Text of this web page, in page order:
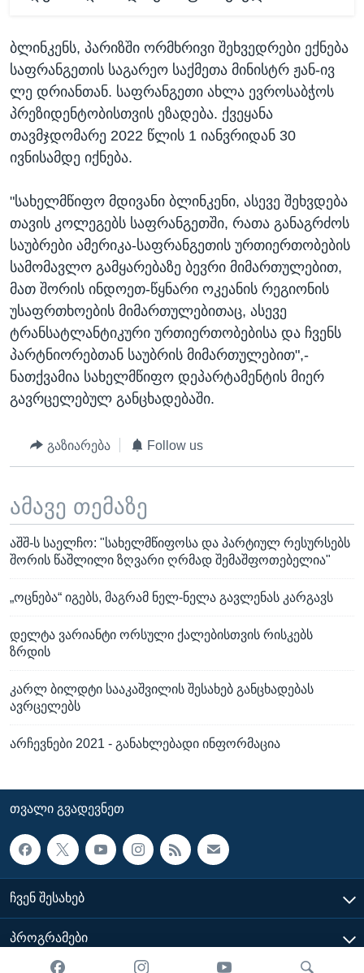
ბლინკენს, პარიზში ორმხრივი შეხვედრები ექნება
საფრანგეთის საგარეო საქმეთა მინისტრ ჟან-ივ
ლე დრიანთან. საფრანგეთი ახლა ევროსაბჭოს
პრეზიდენტობისთვის ეზადება. ქვეყანა
თავმჯდომარე 2022 წლის 1 იანვრიდან 30
ივნისამდე იქნება.
"სახელმწიფო მდივანი ბლინკენი, ასევე შეხვდება
თავის კოლეგებს საფრანგეთში, რათა განაგრძოს
საუბრები ამერიკა-საფრანგეთის ურთიერთობების
სამომავლო გამყარებაზე ბევრი მიმართულებით,
მათ შორის ინდოეთ-წყნარი ოკეანის რეგიონის
უსაფრთხოების მიმართულებითაც, ასევე
ტრანსატლანტიკური ურთიერთობებისა და ჩვენს
პარტნიორებთან საუბრის მიმართულებით",-
ნათქვამია სახელმწიფო დეპარტამენტის მიერ
გავრცელებულ განცხადებაში.
გაზიარება Follow us
ამავე თემაზე
აშშ-ს საელჩო: "სახელმწიფოსა და პარტიულ რესურსებს
შორის წაშლილი ზღვარი ღრმად შემაშფოთებელია"
„ოცნება“ იგებს, მაგრამ ნელ-ნელა გავლენას კარგავს
დელტა ვარიანტი ორსული ქალებისთვის რისკებს
ზრდის
კარლ ბილდტი სააკაშვილის შესახებ განცხადებას
ავრცელებს
არჩევნები 2021 - განახლებადი ინფორმაცია
ᲗᲕᲐᲚᲘ ᲒᲕᲐᲓᲔᲕᲜᲔᲗ
ᲩᲕᲔᲜ ᲨᲔᲡᲐᲮᲔᲑ
ᲞᲠᲝᲒᲠᲐᲛᲔᲑᲘ